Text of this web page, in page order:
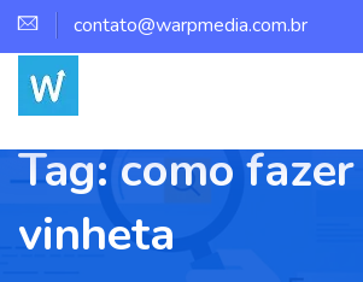
contato@warpmedia.com.br
Tag:como
vinheta